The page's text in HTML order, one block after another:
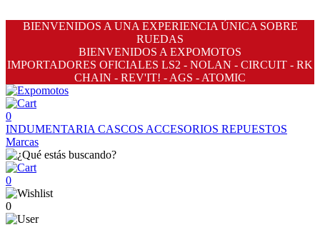
BIENVENIDOS A UNA EXPERIENCIA ÚNICA SOBRE
RUEDAS
BIENVENIDOS A EXPOMOTOS
IMPORTADORES OFICIALES LS2 - NOLAN - CIRCUIT - RK
CHAIN - REV'IT! - AGS - ATOMIC
0
INDUMENTARIA CASCOS ACCESORIOS REPUESTOS
Marcas
0
0